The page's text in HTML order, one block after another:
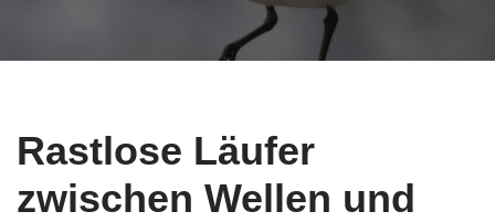
Rastlose Läufer
zwischen Wellen und